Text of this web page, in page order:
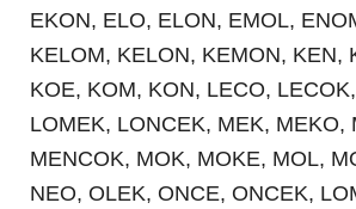
EKON, ELO, ELON, EMOL,
KELOM, KELON, KEMON, KEN,
KOE, KOM, KON, LECO,
LOMEK, LONCEK, MEK, MEKO,
MENCOK, MOK, MOKE, MOL,
NEO, OLEK, ONCE, ONCEK,